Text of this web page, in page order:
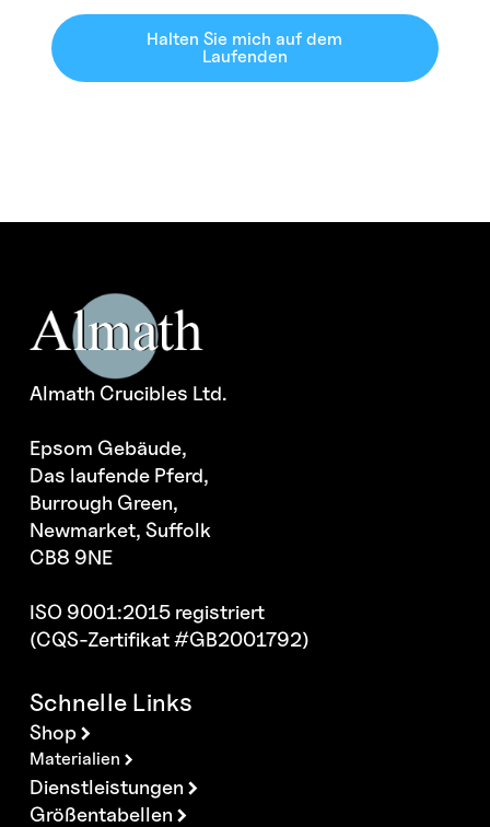
Halten Sie mich auf dem
Laufenden
Almath Crucibles Ltd.
Epsom Gebäude,
Das laufende Pferd,
Burrough Green,
Newmarket, Suffolk
CB8 9NE
ISO 9001:2015 registriert
(CQS-Zertifikat #GB2001792)
Schnelle Links
Shop
Materialien
Dienstleistungen
Größentabellen